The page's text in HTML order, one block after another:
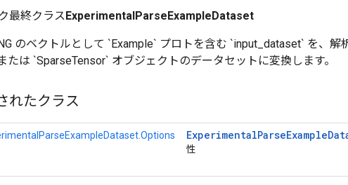
最終クラスExperimentalParseExampleDataset
のベクトルとして `Example` プロトを含む `input_dataset` を、解
たは `SparseTensor` オブジェクトのデータセットに変換します。
れたクラス
ExperimentalParseExample
性